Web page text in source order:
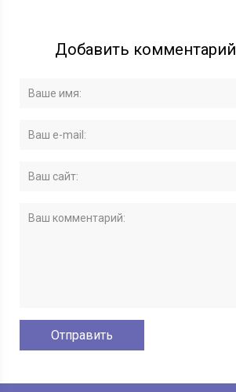
Добавить комментарий